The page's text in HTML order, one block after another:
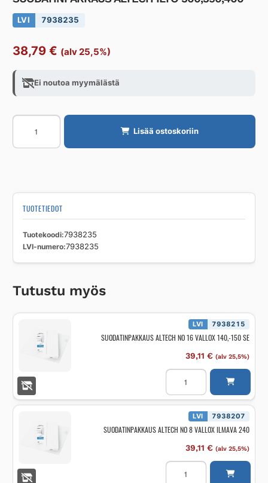
LVI 7938235
38,79 € (alv 25,5%)
Ei noutoa myymälästä
SUODATINPAKKAUS
ALTECH
ILTO
Lisää ostoskoriin
TUOTETIEDOT
Tuotekoodi 7938235
LVI-numero 7938235
Tutustu myös
LVI 7938215
SUODATINPAKKAUS ALTECH NO 16 VALLOX 140,-150 SE
39,11 € (alv 25,5%)
SUODATINPAKKAUS
ALTECH
16
VALLOX
140,-150
määrä
LVI 7938207
SUODATINPAKKAUS ALTECH NO 8 VALLOX ILMAVA 240
39,11 € (alv 25,5%)
SUODATINPAKKAUS
ALTECH